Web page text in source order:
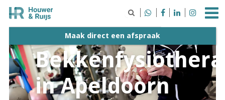
   
Maak direct een afspraak
in Apeldoorn
